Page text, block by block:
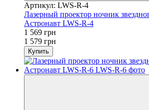
Артикул: LWS-R-4
Лазерный проектор ночник
Астронавт LWS-R-4
1 569 грн
1 579 грн
Купить